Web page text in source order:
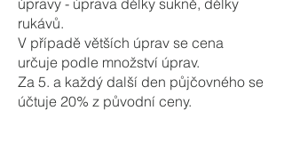
úpravy - úprava délky sukně, délky
rukávů.
V případě větších úprav se cena
určuje podle množství úprav.
Za 5. a každý další den půjčovného se
účtuje 20% z původní ceny.